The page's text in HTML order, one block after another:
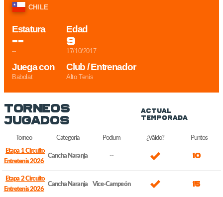
CHILE
Estatura
--
--
Juega con
Babolat
Edad
9
17/10/2017
Club / Entrenador
Alto Tenis
Torneos
Jugados
Actual
Temporada
Torneo Categoría Podium ¿Válido?
Puntos
Etapa 1 Circuito
Entretenis 2026
Cancha Naranja -- 10
Etapa 2 Circuito
Entretenis 2026
Cancha Naranja Vice-Campeón 15